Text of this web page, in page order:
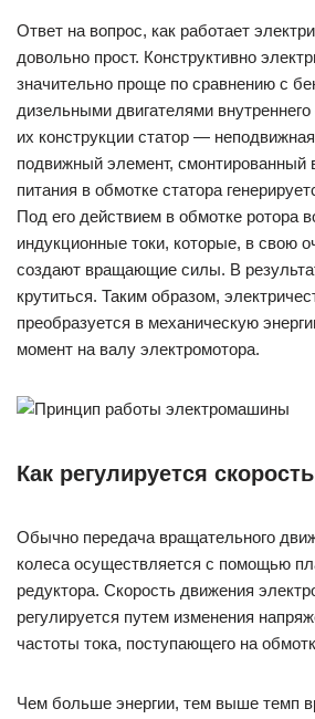
Ответ на вопрос, как работает
довольно прост. Конструктивно
значительно проще по сравнению с
дизельными двигателями
их конструкции статор —
подвижный элемент, смонтированный
питания в обмотке статора
Под его действием в обмотке ротора
индукционные токи, которые, в свою
создают вращающие силы. В
крутиться. Таким образом,
преобразуется в механическую
момент на валу электромотора.
Как регулируется
Обычно передача вращательного
колеса осуществляется с помощью
редуктора. Скорость движения
регулируется путем изменения
частоты тока, поступающего на
Чем больше энергии, тем выше темп